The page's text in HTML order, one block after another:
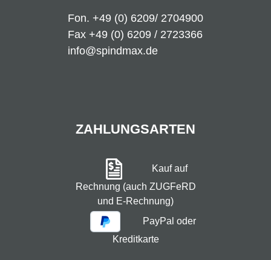
Fon. +49 (0) 6209/ 2704900
Fax +49 (0) 6209 / 2723366
info@spindmax.de
ZAHLUNGSARTEN
Kauf auf
Rechnung (auch ZUGFeRD
und E-Rechnung)
PayPal oder
Kreditkarte